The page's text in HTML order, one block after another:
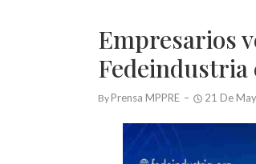
Empresarios
Fedeindustria
By Prensa MPPRE 21 De